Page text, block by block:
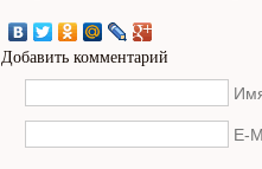
Добавить комментарий
E-